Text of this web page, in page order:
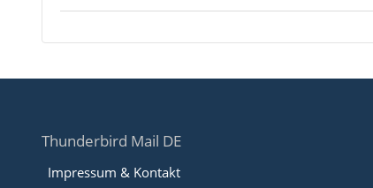
Thunderbird Mail DE
Impressum & Kontakt